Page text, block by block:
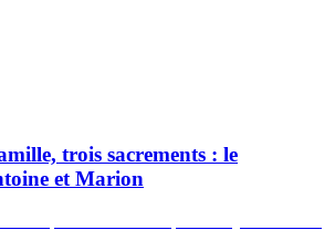
trois sacrements : le
et Marion